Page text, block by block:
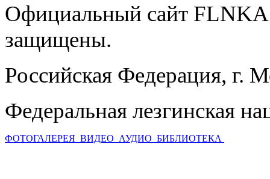
Официальный сайт
защищены.
Российская Федерация, г.
Федеральная лезгинская
ФОТОГАЛЕРЕЯ ВИДЕО АУДИО БИБЛИОТЕКА